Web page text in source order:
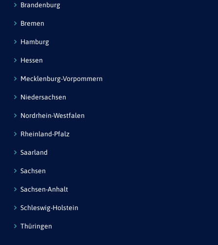
Brandenburg
Bremen
Hamburg
Hessen
Mecklenburg-Vorpommern
Niedersachsen
Nordrhein-Westfalen
Rheinland-Pfalz
Saarland
Sachsen
Sachsen-Anhalt
Schleswig-Holstein
Thüringen